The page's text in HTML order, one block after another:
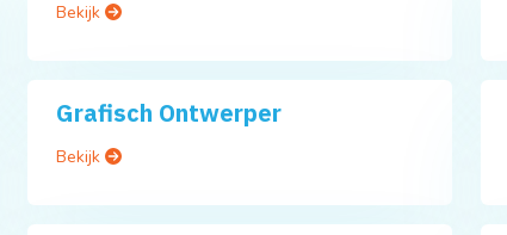
Bekijk
Grafisch Ontwerper
Bekijk